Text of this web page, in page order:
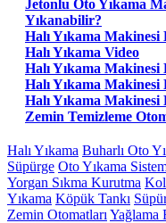
Jetonlu Oto Yıkama
Yıkanabilir?
Halı Yıkama
Halı Yıkama Video
Halı Yıkama
Halı Yıkama Makinesi
Halı Yıkama
Zemin Temizleme
Halı Yıkama Buharlı Oto
Süpürge Oto Yıkama
Yorgan Sıkma Kurutma
Yıkama Köpük Tankı
Zemin Otomatları Yağlama